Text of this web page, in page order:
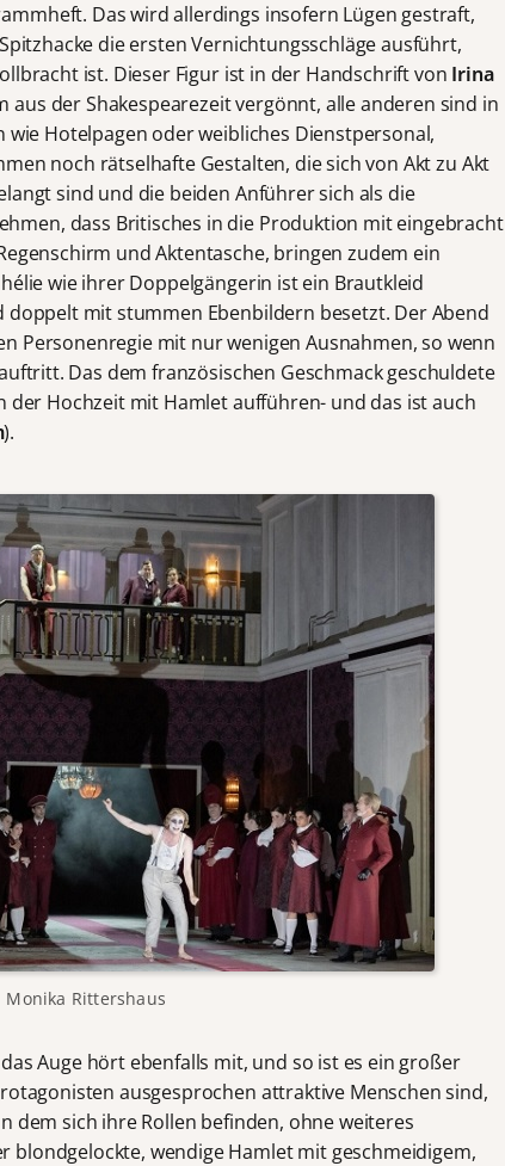
Das wird allerdings insofern Lügen gestraft,
die ersten Vernichtungsschläge ausführt,
ist. Dieser Figur ist in der Handschrift von Irina
aus der Shakespearezeit vergönnt, alle anderen sind in
Hotelpagen oder weibliches Dienstpersonal,
noch rätselhafte Gestalten, die sich von Akt zu Akt
sind und die beiden Anführer sich als die
dass Britisches in die Produktion mit eingebracht
und Aktentasche, bringen zudem ein
wie ihrer Doppelgängerin ist ein Brautkleid
mit stummen Ebenbildern besetzt. Der Abend
Personenregie mit nur wenigen Ausnahmen, so wenn
Das dem französischen Geschmack geschuldete
der Hochzeit mit Hamlet aufführen- und das ist auch
).
Rittershaus
Auge hört ebenfalls mit, und so ist es ein großer
ausgesprochen attraktive Menschen sind,
dem sich ihre Rollen befinden, ohne weiteres
blondgelockte, wendige Hamlet mit geschmeidigem,